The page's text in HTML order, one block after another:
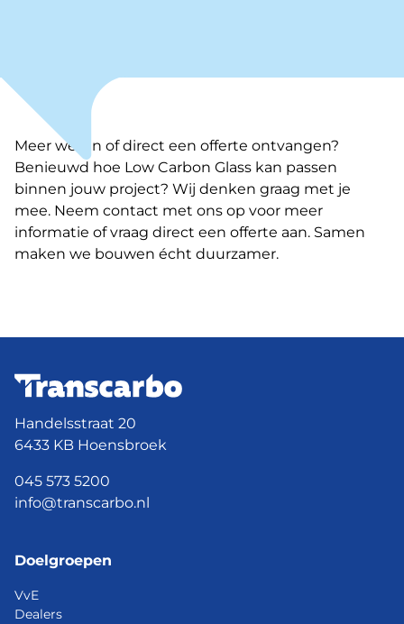
Meer weten of direct een offerte ontvangen?
Benieuwd hoe Low Carbon Glass kan passen
binnen jouw project? Wij denken graag met je
mee. Neem contact met ons op voor meer
informatie of vraag direct een offerte aan. Samen
maken we bouwen écht duurzamer.
Handelsstraat 20
6433 KB Hoensbroek
045 573 5200
info@transcarbo.nl
Doelgroepen
VvE
Dealers